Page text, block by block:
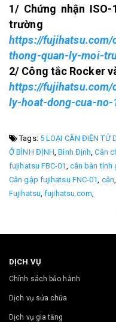
1/ Chứng nhận
trường
https://fujihatsu.com/
thong-quan-ly-moi-
2/ Công tắc Rocker
https://fujihatsu.com/
ly-hoat-dong-cua-
Tags: 5 LOẠI CÂN ĐIỆN TỬ
Ở BÌNH ĐỊNH ,Bình Định ,Cân
fujihatsu FBC-01 cân bàn tính
Cân gập fujihatsu FNC-01 cân
Fujihatsu ,fujihatsu.com
DỊCH VỤ
Chính sách bảo hành
Dịch vụ sửa chữa
Dịch vụ gia tăng